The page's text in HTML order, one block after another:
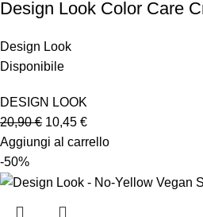
Design Look Color Care
Design Look
Disponibile
DESIGN LOOK
20,90€ 10,45 €
Aggiungi al carrello
-50%